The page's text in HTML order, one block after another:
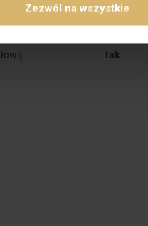
Zezwól na wszystkie
Opaska
tak